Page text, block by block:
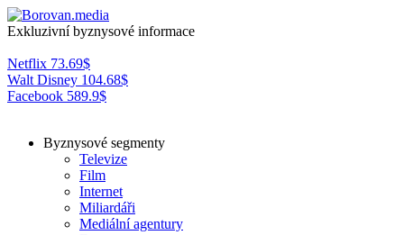
Exkluzivní byznysové informace
Netflix 73.69$
Walt Disney 104.68$
Facebook 589.9$
Byznysové segmenty
Televize
Film
Internet
Miliardáři
Mediální agentury